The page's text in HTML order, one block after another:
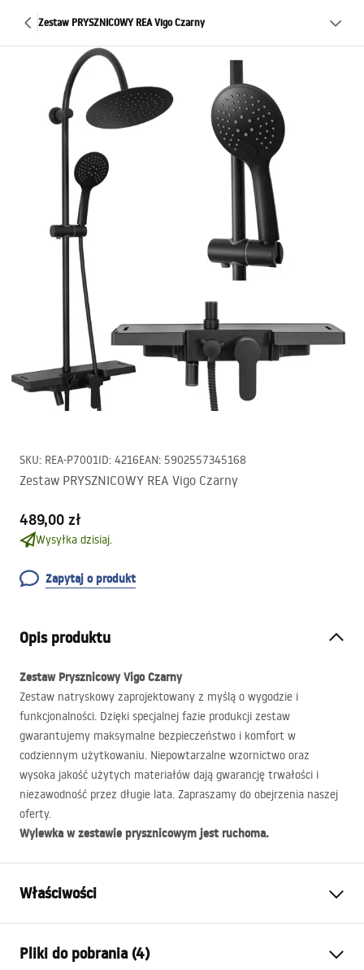
Zestaw PRYSZNICOWY REA Vigo Czarny
SKU: REA-P7001ID: 4216EAN: 5902557345168
Zestaw PRYSZNICOWY REA Vigo Czarny
489,00 zł
Wysyłka dzisiaj.
Zapytaj o produkt
Opis produktu
Zestaw Prysznicowy Vigo Czarny
Zestaw natryskowy zaprojektowany z myślą o wygodzie i
funkcjonalności. Dzięki specjalnej fazie produkcji zestaw
gwarantujemy maksymalne bezpieczeństwo i komfort w
codziennym użytkowaniu. Niepowtarzalne wzornictwo oraz
wysoka jakość użytych materiałów dają gwarancję trwałości i
niezawodność przez długie lata. Zapraszamy do obejrzenia naszej
oferty.
Wylewka w zestawie prysznicowym jest ruchoma.
Właściwości
Materiał:
Pliki do pobrania (4)